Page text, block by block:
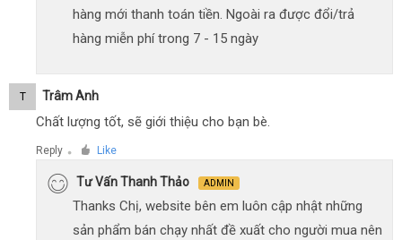
hàng mới thanh toán tiền. Ngoài ra được đổi/trả
hàng miễn phí trong 7 - 15 ngày
T Trâm Anh
Chất lượng tốt, sẽ giới thiệu cho bạn bè.
Reply ● Like
Tư Vấn Thanh Thảo ADMIN
Thanks Chị, website bên em luôn cập nhật những
sản phẩm bán chạy nhất đề xuất cho người mua nên